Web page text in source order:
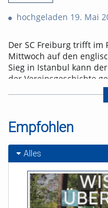
hochgeladen 19. Mai
Der SC Freiburg trifft im
Mittwoch auf den
Sieg in Istanbul kann
der Vereinsgeschichte
Spiel blickt und was für
ihr in der neuen Folge
Referent/in:
Andreas Nagel
Empfohlen
Alles